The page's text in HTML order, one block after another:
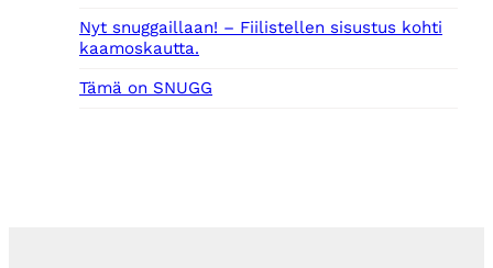
Nyt snuggaillaan! – Fiilistellen sisustus kohti
kaamoskautta.
Tämä on SNUGG